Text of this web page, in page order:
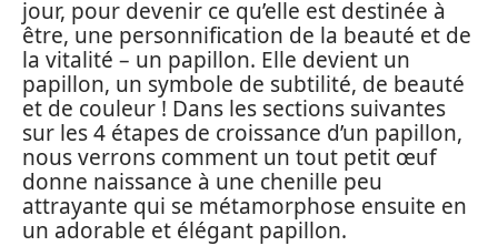
jour, pour devenir ce qu’elle est destinée à
être, une personnification de la beauté et de
la vitalité – un papillon. Elle devient un
papillon, un symbole de subtilité, de beauté
et de couleur ! Dans les sections suivantes
sur les 4 étapes de croissance d’un papillon,
nous verrons comment un tout petit œuf
donne naissance à une chenille peu
attrayante qui se métamorphose ensuite en
un adorable et élégant papillon.